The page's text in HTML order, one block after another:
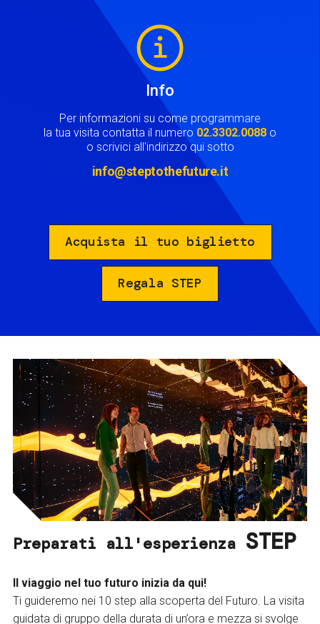
Info
Per informazioni su come programmare
la tua visita contatta il numero 02.3302.0088 o
o scrivici all'indirizzo qui sotto
info@steptothefuture.it
Acquista il tuo biglietto
Regala STEP
Preparati all'esperienza STEP
Il viaggio nel tuo futuro inizia da qui!
Ti guideremo nei 10 step alla scoperta del Futuro. La visita
guidata di gruppo della durata di un’ora e mezza si svolge